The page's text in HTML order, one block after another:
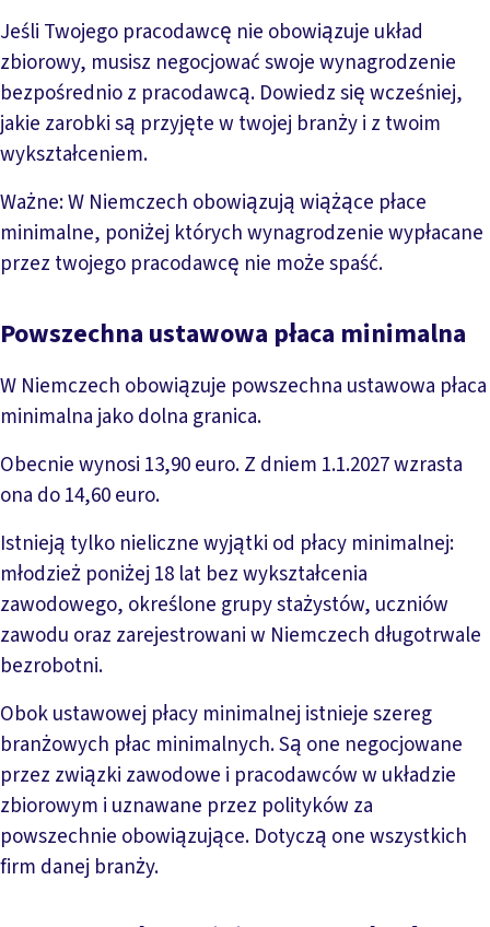
Jeśli Twojego pracodawcę nie obowiązuje układ
zbiorowy, musisz negocjować swoje wynagrodzenie
bezpośrednio z pracodawcą. Dowiedz się wcześniej,
jakie zarobki są przyjęte w twojej branży i z twoim
wykształceniem.
Ważne: W Niemczech obowiązują wiążące płace
minimalne, poniżej których wynagrodzenie wypłacane
przez twojego pracodawcę nie może spaść.
Powszechna ustawowa płaca minimalna
W Niemczech obowiązuje powszechna ustawowa płaca
minimalna jako dolna granica.
Obecnie wynosi 13,90 euro. Z dniem 1.1.2027 wzrasta
ona do 14,60 euro.
Istnieją tylko nieliczne wyjątki od płacy minimalnej:
młodzież poniżej 18 lat bez wykształcenia
zawodowego, określone grupy stażystów, uczniów
zawodu oraz zarejestrowani w Niemczech długotrwale
bezrobotni.
Obok ustawowej płacy minimalnej istnieje szereg
branżowych płac minimalnych. Są one negocjowane
przez związki zawodowe i pracodawców w układzie
zbiorowym i uznawane przez polityków za
powszechnie obowiązujące. Dotyczą one wszystkich
firm danej branży.